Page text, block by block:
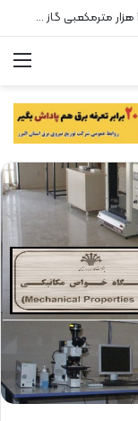
بهسازی ۸۵ موتورخانه در البرز/ صرفه‌جویی ۲۵۰ هزار مترمکعبی گاز در سه ماه